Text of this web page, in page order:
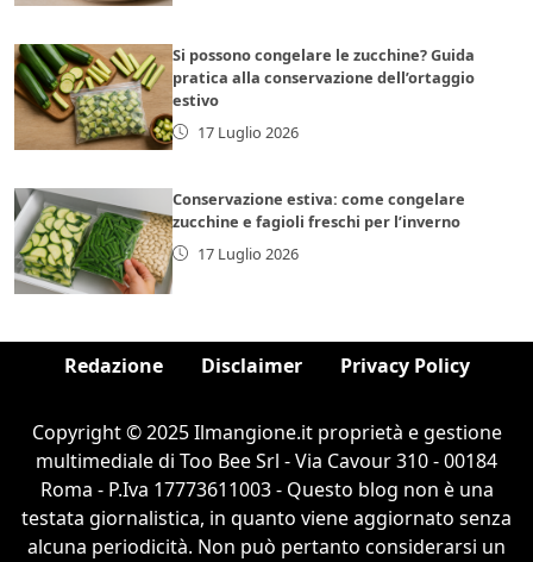
Si possono congelare le zucchine? Guida
pratica alla conservazione dell’ortaggio
estivo
17 Luglio 2026
Conservazione estiva: come congelare
zucchine e fagioli freschi per l’inverno
17 Luglio 2026
Redazione Disclaimer Privacy Policy
Copyright © 2025 Ilmangione.it proprietà e gestione
multimediale di Too Bee Srl - Via Cavour 310 - 00184
Roma - P.Iva 17773611003 - Questo blog non è una
testata giornalistica, in quanto viene aggiornato senza
alcuna periodicità. Non può pertanto considerarsi un